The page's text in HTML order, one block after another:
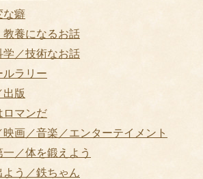
な癖
教養になるお話
学／技術なお話
ルラリー
出版
ロマンだ
映画／音楽／エンターテイメント
一／体を鍛えよう
よう／鉄ちゃん